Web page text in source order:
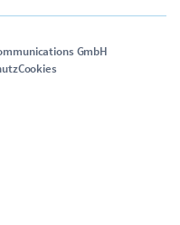
GmbH
Cookies